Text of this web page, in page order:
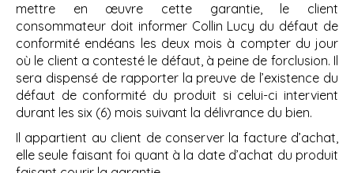
mettre en œuvre cette garantie, le client
consommateur doit informer Collin Lucy du défaut de
conformité endéans les deux mois à compter du jour
où le client a contesté le défaut, à peine de forclusion. Il
sera dispensé de rapporter la preuve de l’existence du
défaut de conformité du produit si celui-ci intervient
durant les six (6) mois suivant la délivrance du bien.
Il appartient au client de conserver la facture d’achat,
elle seule faisant foi quant à la date d’achat du produit